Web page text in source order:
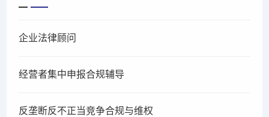
企业法律顾问
经营者集中申报合规辅导
反垄断反不正当竞争合规与维权